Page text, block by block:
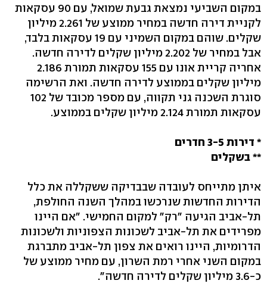
במקום השביעי נמצאת גבעת שמואל, עם 90 עסקאות
לקניית דירה חדשה במחיר ממוצע של 2.261 מיליון
שקלים. שוהם במקום השמיני עם 19 עסקאות בלבד,
אבל במחיר של 2.202 מיליון שקלים לדירה חדשה.
אחריה קריית אונו עם 155 עסקאות תמורת 2.186
מיליון שקלים בממוצע לדירה חדשה. ואת הרשימה
סוגרת השכנה גני תקווה, עם מספר מכובד של 102
עסקאות תמורת 2.124 מיליון שקלים בממוצע.
* דירות 3-5 חדרים
** בשקלים
איתן מתייחס לעובדה שבבדיקה ששקללה את כלל
הדירות החדשות שנרכשו במהלך השנה החולפת,
תל-אביב הגיעה "רק" למקום החמישי. "אם היינו
מפרידים את תל-אביב לשכונות הצפוניות ולשכונות
הדרומיות, היינו רואים את צפון תל-אביב מתברגת
במקום השני אחרי רמת השרון, עם מחיר ממוצע של
כ-3.6 מיליון שקלים לדירה חדשה".